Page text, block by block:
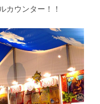
カウンター！！